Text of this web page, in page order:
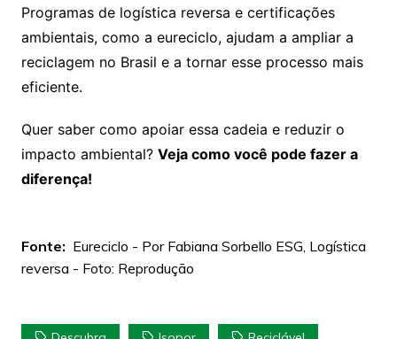
Programas de logística reversa e certificações
ambientais, como a eureciclo, ajudam a ampliar a
reciclagem no Brasil e a tornar esse processo mais
eficiente.
Quer saber como apoiar essa cadeia e reduzir o
impacto ambiental? Veja como você pode fazer a
diferença!
Fonte: Eureciclo - Por Fabiana Sorbello ESG, Logística
reversa - Foto: Reprodução